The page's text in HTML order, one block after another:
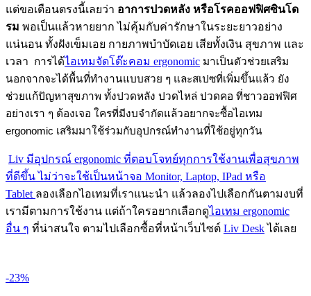
แต่ขอเตือนตรงนี้เลยว่า อาการปวดหลัง หรือโรคออฟฟิศซินโด
รม พอเป็นแล้วหายยาก ไม่คุ้มกับค่ารักษาในระยะยาวอย่าง
แน่นอน ทั้งฝังเข็มเอย กายภาพบำบัดเอย เสียทั้งเงิน สุขภาพ และ
เวลา การได้ไอเทมจัดโต๊ะคอม ergonomic มาเป็นตัวช่วยเสริม
นอกจากจะได้พื้นที่ทำงานแบบสวย ๆ และสเปซที่เพิ่มขึ้นแล้ว ยัง
ช่วยแก้ปัญหาสุขภาพ ทั้งปวดหลัง ปวดไหล่ ปวดคอ ที่ชาวออฟฟิศ
อย่างเรา ๆ ต้องเจอ ใครที่มีงบจำกัดแล้วอยากจะซื้อไอเทม
ergonomic เสริมมาใช้ร่วมกับอุปกรณ์ทำงานที่ใช้อยู่ทุกวัน
Liv มีอุปกรณ์ ergonomic ที่ตอบโจทย์ทุกการใช้งานเพื่อสุขภาพ
ที่ดีขึ้น ไม่ว่าจะใช้เป็นหน้าจอ Monitor, Laptop, IPad หรือ
Tablet ลองเลือกไอเทมที่เราแนะนำ แล้วลองไปเลือกกันตามงบที่
เรามีตามการใช้งาน แต่ถ้าใครอยากเลือกดูไอเทม ergonomic
อื่น ๆ ที่น่าสนใจ ตามไปเลือกซื้อที่หน้าเว็บไซต์ Liv Deskได้เลย
-23%